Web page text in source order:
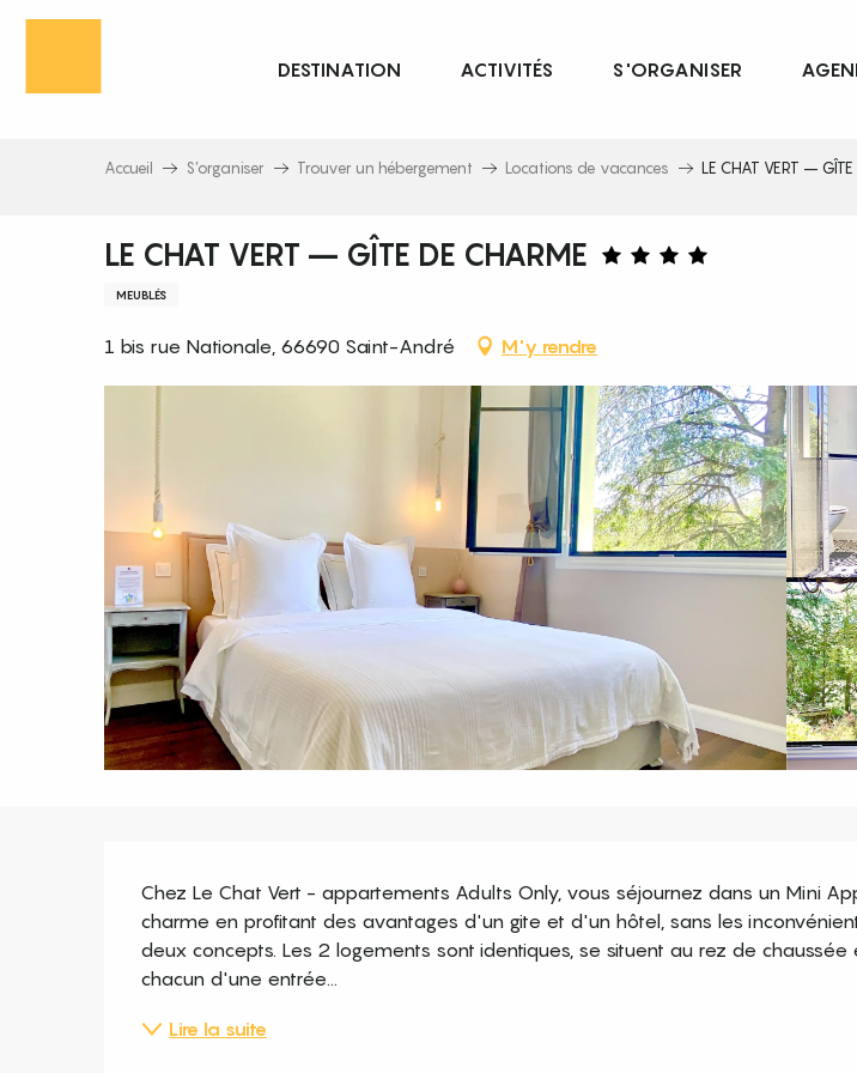
Aller
principal
DESTINATION ACTIVITÉS S'ORGANISER
Accueil S’organiser Trouver un hébergement Locations de vacances LE CHAT VERT – GÎTE
LE CHAT VERT – GÎTE DE CHARME
MEUBLÉS
1 bis rue Nationale, 66690 Saint-André M'y rendre
Description
Chez Le Chat Vert - appartements Adults Only, vous séjournez dans un Mini
charme en profitant des avantages d'un gite et d'un hôtel, sans les
deux concepts. Les 2 logements sont identiques, se situent au rez de chaussée
chacun d'une entrée...
Lire la suite